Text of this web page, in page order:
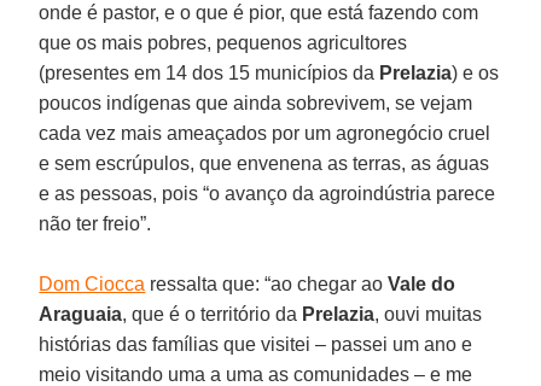
onde é pastor, e o que é pior, que está fazendo com
que os mais pobres, pequenos agricultores
(presentes em 14 dos 15 municípios da Prelazia) e os
poucos indígenas que ainda sobrevivem, se vejam
cada vez mais ameaçados por um agronegócio cruel
e sem escrúpulos, que envenena as terras, as águas
e as pessoas, pois “o avanço da agroindústria parece
não ter freio”.
Dom Ciocca ressalta que: “ao chegar aoVale do
Araguaia, que é o território da Prelazia, ouvi muitas
histórias das famílias que visitei – passei um ano e
meio visitando uma a uma as comunidades – e me